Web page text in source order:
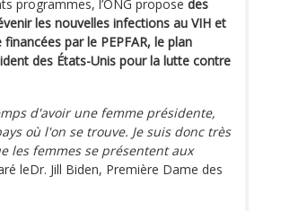
programmes, l’ONG propose des
les nouvelles infections au VIH et
par le PEPFAR, le plan
des États-Unis pour la lutte contre
d'avoir une femme présidente,
où l'on se trouve. Je suis donc très
les femmes se présentent aux
leDr. Jill Biden, Première Dame des